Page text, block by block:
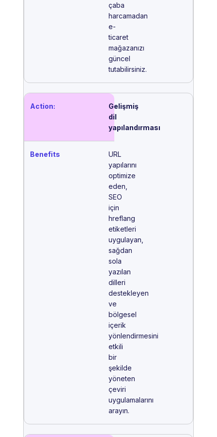
çaba
harcamadan
e-
ticaret
mağazanızı
güncel
tutabilirsiniz.
Gelişmiş
dil
yapılandırması
URL
yapılarını
optimize
eden,
SEO
için
hreflang
etiketleri
uygulayan,
sağdan
sola
yazılan
dilleri
destekleyen
ve
bölgesel
içerik
yönlendirmesini
etkili
bir
şekilde
yöneten
çeviri
uygulamalarını
arayın.